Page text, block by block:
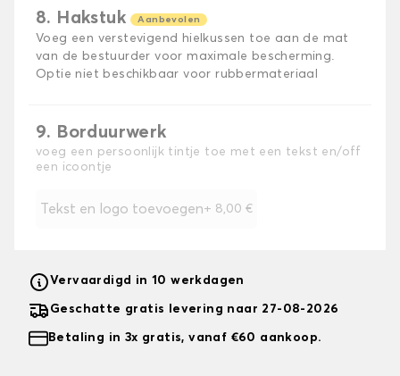
8. Hakstuk Aanbevolen
Voeg een verstevigend hielkussen toe aan de mat
van de bestuurder voor maximale bescherming.
Optie niet beschikbaar voor rubbermateriaal
9. Borduurwerk
voeg een persoonlijk tintje toe met een tekst en/off
een icoontje
Tekst en logo toevoegen+ 8,00 €
Vervaardigd in 10 werkdagen
Geschatte gratis levering naar 27-08-2026
Betaling in 3x gratis, vanaf €60 aankoop.